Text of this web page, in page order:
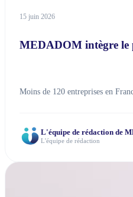
15 juin 2026
MEDADOM intègre le
Moins de 120 entreprises en
L'équipe de rédaction de
L'équipe de rédaction